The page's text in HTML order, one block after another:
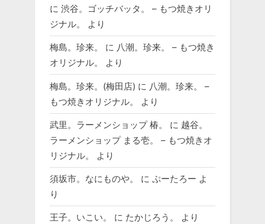
に 渋谷。ゴッチバッタ。 – もつ焼きオリ
ジナル。
より
梅島。珍来。 に 八潮。珍来。 – もつ焼き
オリジナル。
より
梅島。珍来。(梅田店) に 八潮。珍来。 –
もつ焼きオリジナル。
より
武里。ラーメンショップ 椿。 に 越谷。
ラーメンショップ まる壱。 – もつ焼きオ
リジナル。
より
須坂市。なにものや。 に ぷーたろー よ
り
王子。いこい。 に たかじろう。 より